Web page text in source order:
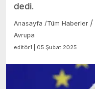
dedi.
Anasayfa /Tüm Haberler /
Avrupa
editör1 | 05 Şubat 2025